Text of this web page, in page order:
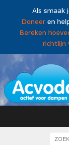
Als smaak
Doneeren
Bereken
richtlijn